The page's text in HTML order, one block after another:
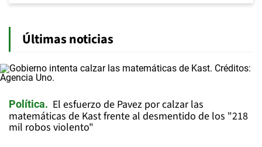
Últimas noticias
Política
El esfuerzo de Pavez por calzar las
matemáticas de Kast frente al desmentido de los "218
mil robos violento"